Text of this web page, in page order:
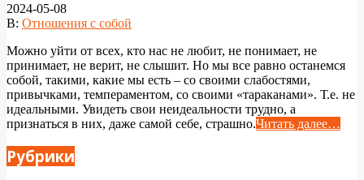
2024-05-08
В: Отношения с собой
Можно уйти от всех, кто нас не любит, не понимает, не
принимает, не верит, не слышит. Но мы все равно останемся
собой, такими, какие мы есть – со своими слабостями,
привычками, темпераментом, со своими «тараканами». Т.е. не
идеальными. Увидеть свои неидеальности трудно, а
признаться в них, даже самой себе, страшно.Читать далее…
Рубрики